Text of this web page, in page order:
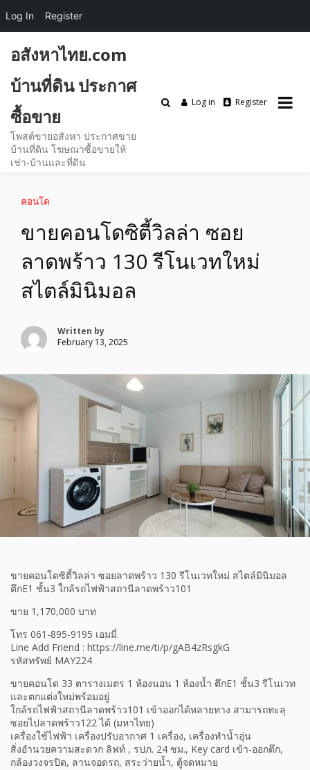
content
อสังหาไทย.com
บ้านที่ดิน ประกาศ
ซื้อขาย
โพสต์ขายอสังหา ประกาศขาย
บ้านที่ดิน โฆษณาซื้อขายให้
เช่า-บ้านและที่ดิน
Log in Register
คอนโด
ขายคอนโดซิตี้วิลล่า ซอย
ลาดพร้าว 130 รีโนเวทใหม่
สไตล์มินิมอล
Written by
February 13, 2025
ขายคอนโดซิตี้วิลล่า ซอยลาดพร้าว 130 รีโนเวทใหม่ สไตล์มินิมอล
ตึกE1 ชั้น3 ใกล้รถไฟฟ้าสถานีลาดพร้าว101
ขาย 1,170,000 บาท
โทร 061-895-9195 เอมมี่
Line Add Friend : https://line.me/ti/p/gAB4zRsgkG
รหัสทรัพย์ MAY224
ขายคอนโด 33 ตารางเมตร 1 ห้องนอน 1 ห้องน้ำ ตึกE1 ชั้น3 รีโนเวท
และตกแต่งใหม่พร้อมอยู่
ใกล้รถไฟฟ้าสถานีลาดพร้าว101 เข้าออกได้หลายทาง สามารถทะลุ
ซอยไปลาดพร้าว122 ได้ (มหาไทย)
เครื่องใช้ไฟฟ้า เครื่องปรับอากาศ 1 เครื่อง, เครื่องทำน้ำอุ่น
สิ่งอำนวยความสะดวก ลิฟท์ , รปภ. 24 ชม., Key card เข้า-ออกตึก,
กล้องวงจรปิด, ลานจอดรถ, สระว่ายน้ำ, ตู้จดหมาย
Log In Register